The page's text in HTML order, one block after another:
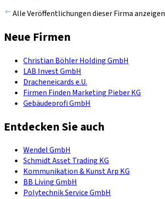
Alle Veröffentlichungen dieser Firma anzeigen
Neue Firmen
Christian Böhler Holding GmbH
LAB Invest GmbH
Dracheneicards e.U.
Firmen Finden Marketing Pieber KG
Gebäudeprofi GmbH
Entdecken Sie auch
Wendel GmbH
Schmidt Asset Trading KG
Kommunikation & Kunst Arp KG
BB Living GmbH
Polytechnik Service GmbH